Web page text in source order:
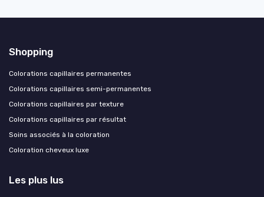
Shopping
Colorations capillaires permanentes
Colorations capillaires semi-permanentes
Colorations capillaires par texture
Colorations capillaires par résultat
Soins associés à la coloration
Coloration cheveux luxe
Les plus lus